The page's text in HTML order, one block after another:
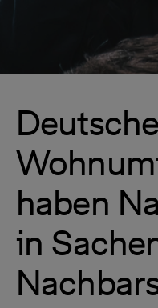
Deutsche
haben
in